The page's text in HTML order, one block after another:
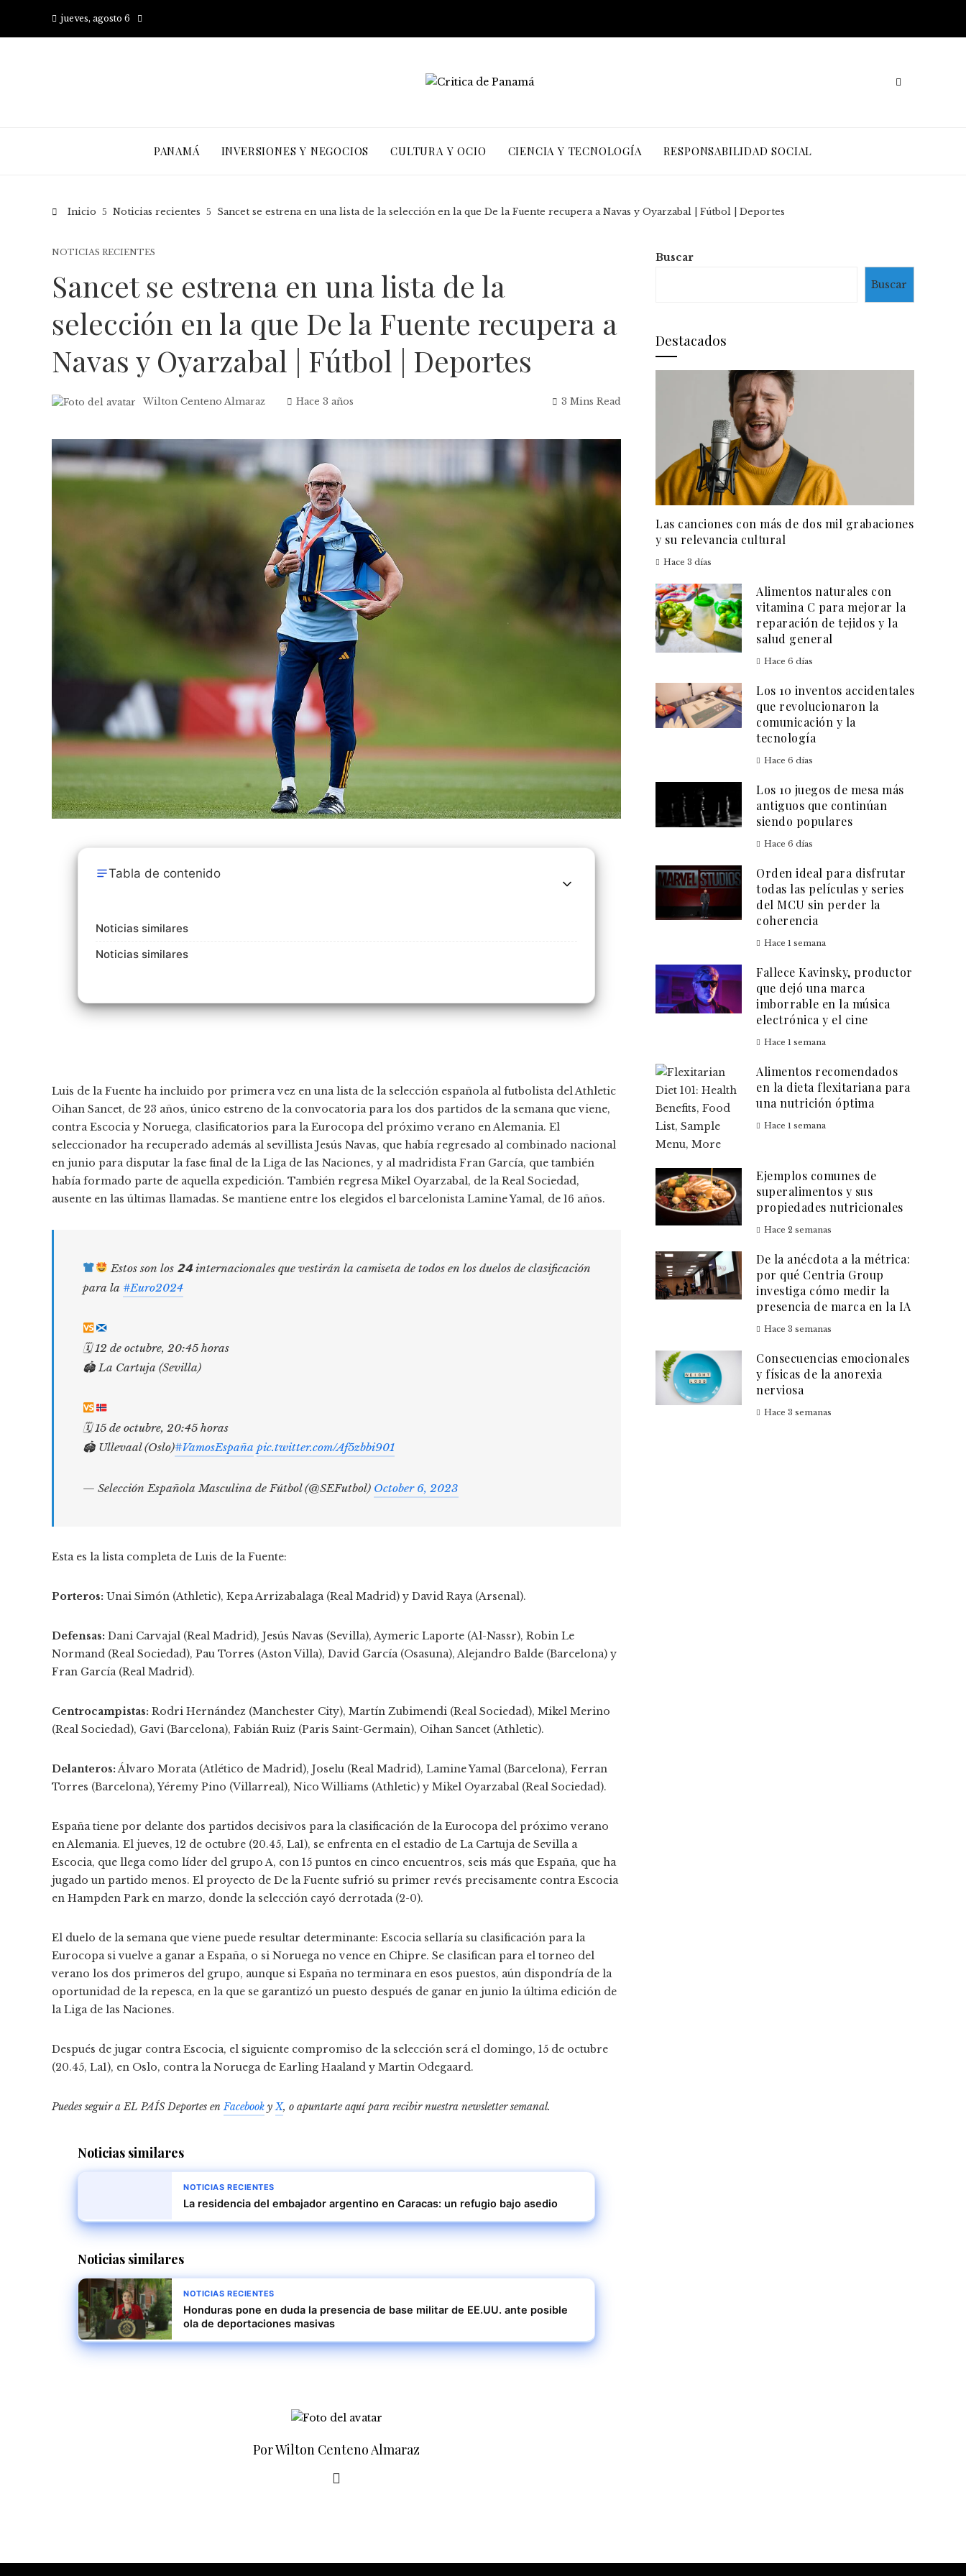
jueves, agosto 6
PANAMÁ INVERSIONES Y NEGOCIOS CULTURA Y OCIO CIENCIA Y TECNOLOGÍA RESPONSABILIDAD SOCIAL
Inicio Noticias recientes Sancet se estrena en una lista de la selección en la que De la Fuente recupera a Navas y Oyarzabal | Fútbol | Deportes
NOTICIAS RECIENTES
Sancet se estrena en una lista de la
selección en la que De la Fuente recupera a
Navas y Oyarzabal | Fútbol | Deportes
Wilton Centeno Almaraz Hace 3 años 3 Mins Read
Tabla de contenido
Noticias similares
Noticias similares
Luis de la Fuente ha incluido por primera vez en una lista de la selección española al futbolista del Athletic
Oihan Sancet, de 23 años, único estreno de la convocatoria para los dos partidos de la semana que viene,
contra Escocia y Noruega, clasificatorios para la Eurocopa del próximo verano en Alemania. El
seleccionador ha recuperado además al sevillista Jesús Navas, que había regresado al combinado nacional
en junio para disputar la fase final de la Liga de las Naciones, y al madridista Fran García, que también
había formado parte de aquella expedición. También regresa Mikel Oyarzabal, de la Real Sociedad,
ausente en las últimas llamadas. Se mantiene entre los elegidos el barcelonista Lamine Yamal, de 16 años.
Estos son los 𝟮𝟰 internacionales que vestirán la camiseta de todos en los duelos de clasificación
para la #Euro2024
🗓 12 de octubre, 20:45 horas
🏟 La Cartuja (Sevilla)
🗓 15 de octubre, 20:45 horas
🏟 Ullevaal (Oslo)#VamosEspaña pic.twitter.com/Af5zbbi901
— Selección Española Masculina de Fútbol (@SEFutbol) October 6, 2023
Esta es la lista completa de Luis de la Fuente:
Porteros: Unai Simón (Athletic), Kepa Arrizabalaga (Real Madrid) y David Raya (Arsenal).
Defensas: Dani Carvajal (Real Madrid), Jesús Navas (Sevilla), Aymeric Laporte (Al-Nassr), Robin Le
Normand (Real Sociedad), Pau Torres (Aston Villa), David García (Osasuna), Alejandro Balde (Barcelona) y
Fran García (Real Madrid).
Centrocampistas: Rodri Hernández (Manchester City), Martín Zubimendi (Real Sociedad), Mikel Merino
(Real Sociedad), Gavi (Barcelona), Fabián Ruiz (Paris Saint-Germain), Oihan Sancet (Athletic).
Delanteros:Álvaro Morata (Atlético de Madrid), Joselu (Real Madrid), Lamine Yamal (Barcelona), Ferran
Torres (Barcelona), Yéremy Pino (Villarreal), Nico Williams (Athletic) y Mikel Oyarzabal (Real Sociedad).
España tiene por delante dos partidos decisivos para la clasificación de la Eurocopa del próximo verano
en Alemania. El jueves, 12 de octubre (20.45, La1), se enfrenta en el estadio de La Cartuja de Sevilla a
Escocia, que llega como líder del grupo A, con 15 puntos en cinco encuentros, seis más que España, que ha
jugado un partido menos. El proyecto de De la Fuente sufrió su primer revés precisamente contra Escocia
en Hampden Park en marzo, donde la selección cayó derrotada (2-0).
El duelo de la semana que viene puede resultar determinante: Escocia sellaría su clasificación para la
Eurocopa si vuelve a ganar a España, o si Noruega no vence en Chipre. Se clasifican para el torneo del
verano los dos primeros del grupo, aunque si España no terminara en esos puestos, aún dispondría de la
oportunidad de la repesca, en la que se garantizó un puesto después de ganar en junio la última edición de
la Liga de las Naciones.
Después de jugar contra Escocia, el siguiente compromiso de la selección será el domingo, 15 de octubre
(20.45, La1), en Oslo, contra la Noruega de Earling Haaland y Martin Odegaard.
Puedes seguir a EL PAÍS Deportes enFacebook yX, o apuntarte aquí para recibirnuestra newsletter semanal.
Noticias similares
NOTICIAS RECIENTES
La residencia del embajador argentino en Caracas: un refugio bajo asedio
Noticias similares
NOTICIAS RECIENTES
Honduras pone en duda la presencia de base militar de EE.UU. ante posible
ola de deportaciones masivas
Por Wilton Centeno Almaraz
Buscar
Buscar
Destacados
Las canciones con más de dos mil grabaciones
y su relevancia cultural
Hace 3 días
Alimentos naturales con
vitamina C para mejorar la
reparación de tejidos y la
salud general
Hace 6 días
Los 10 inventos accidentales
que revolucionaron la
comunicación y la
tecnología
Hace 6 días
Los 10 juegos de mesa más
antiguos que continúan
siendo populares
Hace 6 días
Orden ideal para disfrutar
todas las películas y series
del MCU sin perder la
coherencia
Hace 1 semana
Fallece Kavinsky, productor
que dejó una marca
imborrable en la música
electrónica y el cine
Hace 1 semana
Alimentos recomendados
en la dieta flexitariana para
una nutrición óptima
Hace 1 semana
Ejemplos comunes de
superalimentos y sus
propiedades nutricionales
Hace 2 semanas
De la anécdota a la métrica:
por qué Centria Group
investiga cómo medir la
presencia de marca en la IA
Hace 3 semanas
Consecuencias emocionales
y físicas de la anorexia
nerviosa
Hace 3 semanas